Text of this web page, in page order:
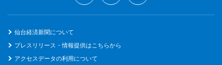
仙台経済新聞について
プレスリリース・情報提供はこちらから
アクセスデータの利用について